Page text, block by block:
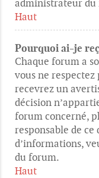
administrateur du
Haut
Pourquoi ai-je
Chaque forum a
vous ne respectez
recevrez un
décision
forum concerné,
responsable de
d’informations,
du forum.
Haut